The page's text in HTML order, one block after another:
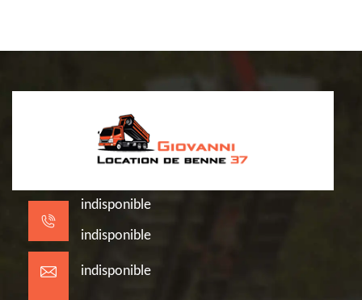
indisponible
indisponible
indisponible